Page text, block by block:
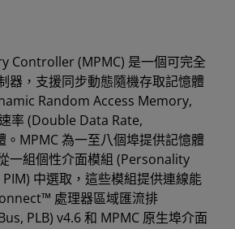
Controller (MPMC) 是一個可完全
器，支援同步動態隨機存取記憶體
Random Access Memory,
率 (Double Data Rate,
。MPMC 為一至八個埠提供記憶體
一組個性介面模組 (Personality
中選取，這些模組提供連線能
處理器區域匯流排
PLB) v4.6 和 MPMC 原生埠介面